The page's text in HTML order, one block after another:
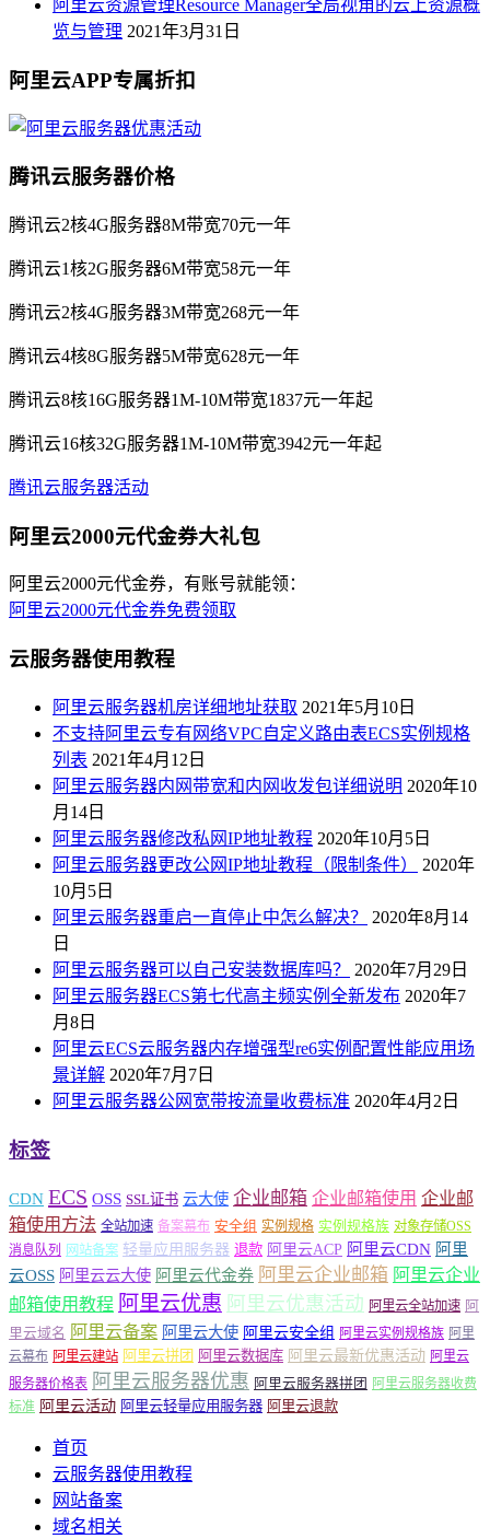
阿里云资源管理Resource Manager全局视角的云上资源概
览与管理 2021年3月31日
阿里云APP专属折扣
腾讯云服务器价格
腾讯云2核4G服务器8M带宽70元一年
腾讯云1核2G服务器6M带宽58元一年
腾讯云2核4G服务器3M带宽268元一年
腾讯云4核8G服务器5M带宽628元一年
腾讯云8核16G服务器1M-10M带宽1837元一年起
腾讯云16核32G服务器1M-10M带宽3942元一年起
腾讯云服务器活动
阿里云2000元代金券大礼包
阿里云2000元代金券，有账号就能领：
阿里云2000元代金券免费领取
云服务器使用教程
阿里云服务器机房详细地址获取 2021年5月10日
不支持阿里云专有网络VPC自定义路由表ECS实例规格
列表 2021年4月12日
阿里云服务器内网带宽和内网收发包详细说明 2020年10
月14日
阿里云服务器修改私网IP地址教程 2020年10月5日
阿里云服务器更改公网IP地址教程（限制条件）
2020年
10月5日
阿里云服务器重启一直停止中怎么解决？
2020年8月14
日
阿里云服务器可以自己安装数据库吗？
2020年7月29日
阿里云服务器ECS第七代高主频实例全新发布 2020年7
月8日
阿里云ECS云服务器内存增强型re6实例配置性能应用场
景详解 2020年7月7日
阿里云服务器公网宽带按流量收费标准 2020年4月2日
标签
CDN ECS OSS SSL证书 云大使 企业邮箱 企业邮箱使用 企业邮
箱使用方法 全站加速 备案幕布 安全组 实例规格 实例规格族 对象存储OSS
消息队列
网站备案 轻量应用服务器 退款 阿里云ACP 阿里云CDN 阿里
云OSS 阿里云云大使 阿里云代金券 阿里云企业邮箱 阿里云企业
邮箱使用教程 阿里云优惠 阿里云优惠活动 阿里云全站加速 阿
里云域名 阿里云备案 阿里云大使 阿里云安全组 阿里云实例规格族 阿里
云幕布 阿里云建站 阿里云拼团 阿里云数据库 阿里云最新优惠活动 阿里云
服务器价格表 阿里云服务器优惠 阿里云服务器拼团 阿里云服务器收费
标准 阿里云活动 阿里云轻量应用服务器 阿里云退款
首页
云服务器使用教程
网站备案
域名相关